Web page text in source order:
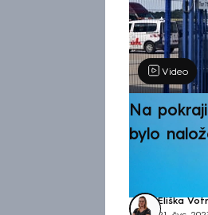
Video
Na
bylo
Eliška